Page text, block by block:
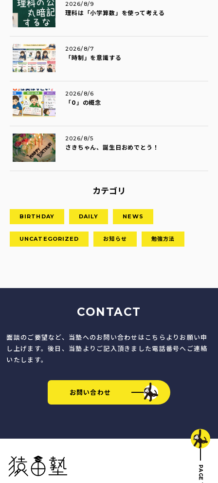
理科は「小学算数」を使って考える
2026/8/9
「時制」を意識する
2026/8/7
「0」の概念
2026/8/6
さきちゃん、誕生日おめでとう！
2026/8/5
カテゴリ
BIRTHDAY DAILY NEWS
UNCATEGORIZED お知らせ 勉強方法
CONTACT
面談のご要望など、当塾へのお問い合わせはこちらよりお願い申
し上げます。後日、当塾よりご記入頂きました電話番号へご連絡
いたします。
お問い合わせ
猿田塾